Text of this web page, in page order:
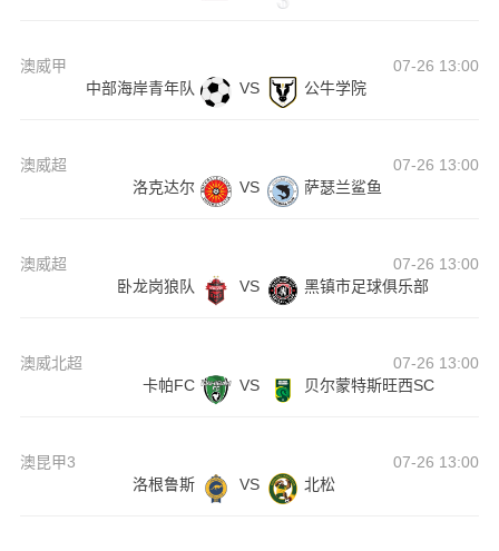
澳威甲
07-26 13:00
中部海岸青年队
VS 公牛学院
澳威超
07-26 13:00
洛克达尔
VS 萨瑟兰鲨鱼
澳威超
07-26 13:00
卧龙岗狼队
VS 黑镇市足球俱乐部
澳威北超
07-26 13:00
卡帕FC
VS 贝尔蒙特斯旺西SC
澳昆甲3
07-26 13:00
洛根鲁斯
VS 北松